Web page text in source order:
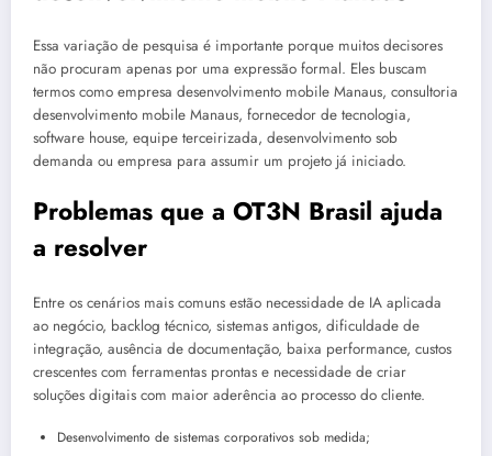
Essa variação de pesquisa é importante porque muitos decisores
não procuram apenas por uma expressão formal. Eles buscam
termos como empresa desenvolvimento mobile Manaus, consultoria
desenvolvimento mobile Manaus, fornecedor de tecnologia,
software house, equipe terceirizada, desenvolvimento sob
demanda ou empresa para assumir um projeto já iniciado.
Problemas que a OT3N Brasil ajuda
a resolver
Entre os cenários mais comuns estão necessidade de IA aplicada
ao negócio, backlog técnico, sistemas antigos, dificuldade de
integração, ausência de documentação, baixa performance, custos
crescentes com ferramentas prontas e necessidade de criar
soluções digitais com maior aderência ao processo do cliente.
Desenvolvimento de sistemas corporativos sob medida;